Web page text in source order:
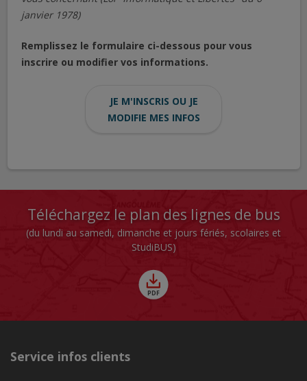
janvier 1978)
Remplissez le formulaire ci-dessous pour vous
inscrire ou modifier vos informations.
JE M'INSCRIS OU JE
MODIFIE MES INFOS
Téléchargez le plan des lignes de bus
(du lundi au samedi, dimanche et jours fériés, scolaires et
StudiBUS)
Service infos clients